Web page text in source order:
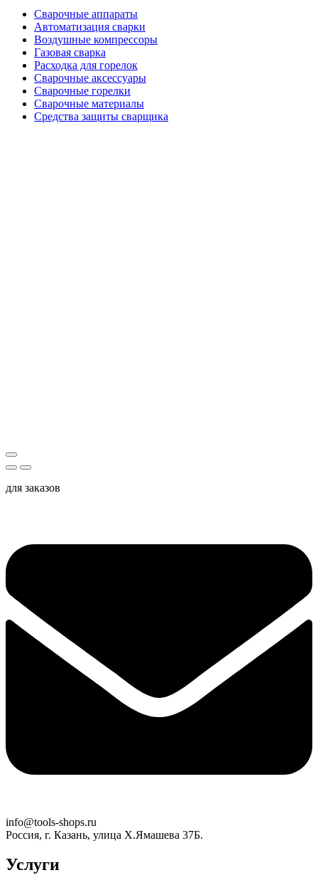
Сварочные аппараты
Автоматизация сварки
Воздушные компрессоры
Газовая сварка
Расходка для горелок
Сварочные аксессуары
Сварочные горелки
Сварочные материалы
Средства защиты сварщика
для заказов
info@tools-shops.ru
Россия, г. Казань, улица Х.Ямашева 37Б.
Услуги